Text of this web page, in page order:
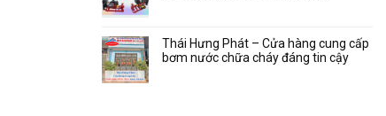
Thái Hưng Phát – Cửa hàng cung cấp
bơm nước chữa cháy đáng tin cậy